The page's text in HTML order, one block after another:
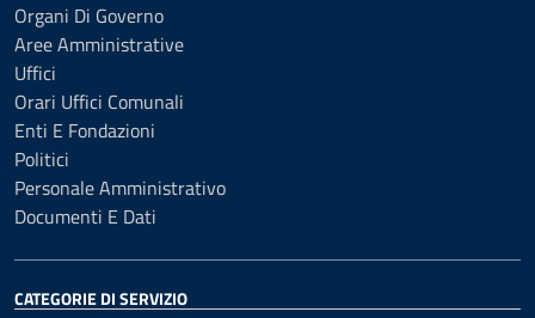
Organi Di Governo
Aree Amministrative
Uffici
Orari Uffici Comunali
Enti E Fondazioni
Politici
Personale Amministrativo
Documenti E Dati
CATEGORIE DI SERVIZIO